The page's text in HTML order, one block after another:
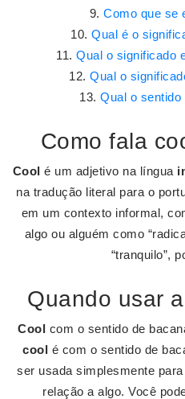
Como que se
Qual é o
Qual o significado
Qual o
Qual o
Como fala
Cool é um adjetivo na língua
na tradução literal para o
em um contexto informal,
algo ou alguém como
“tranquilo”,
Quando usar
Cool com o sentido de
cool é com o sentido de
ser usada simplesmente
relação a algo. Você